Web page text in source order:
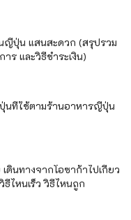
ญี่ปุ่น แสนสะดวก (สรุปรวม
ร และวิธีชำระเงิน)
นที่ใช้ตามร้านอาหารญี่ปุ่น
เดินทางจากโอซาก้าไปเกียว
ไหนเร็ว วิธีไหนถูก